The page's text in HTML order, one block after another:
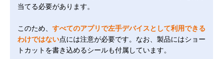
当てる必要があります。
このため、 すべてのアプリで左手デバイスとして利用できる
わけではない点には注意が必要です。なお、製品にはショー
トカットを書き込めるシールも付属しています。